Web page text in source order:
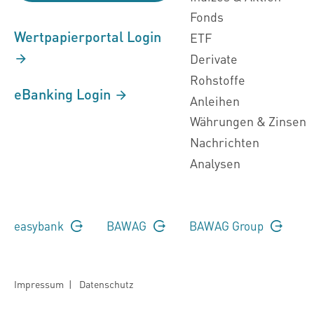
Wertpapierportal Login
eBanking Login
Fonds
ETF
Derivate
Rohstoffe
Anleihen
Währungen & Zinsen
Nachrichten
Analysen
easybank BAWAG BAWAG Group
Impressum | Datenschutz